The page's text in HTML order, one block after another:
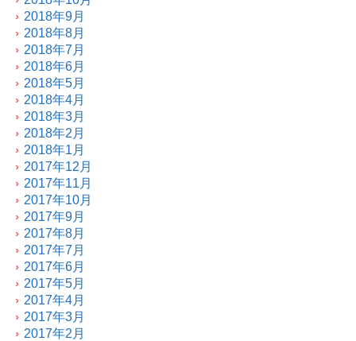
2018年9月
2018年8月
2018年7月
2018年6月
2018年5月
2018年4月
2018年3月
2018年2月
2018年1月
2017年12月
2017年11月
2017年10月
2017年9月
2017年8月
2017年7月
2017年6月
2017年5月
2017年4月
2017年3月
2017年2月